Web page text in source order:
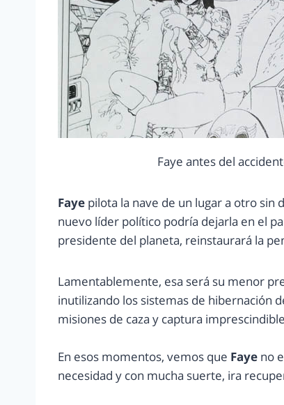
Faye antes del
Faye pilota la nave de un lugar a otro sin
nuevo líder político podría dejarla en el
presidente del planeta, reinstaurará la
Lamentablemente, esa será su menor
inutilizando los sistemas de hibernación
misiones de caza y captura
En esos momentos, vemos que Faye no
necesidad y con mucha suerte, ira